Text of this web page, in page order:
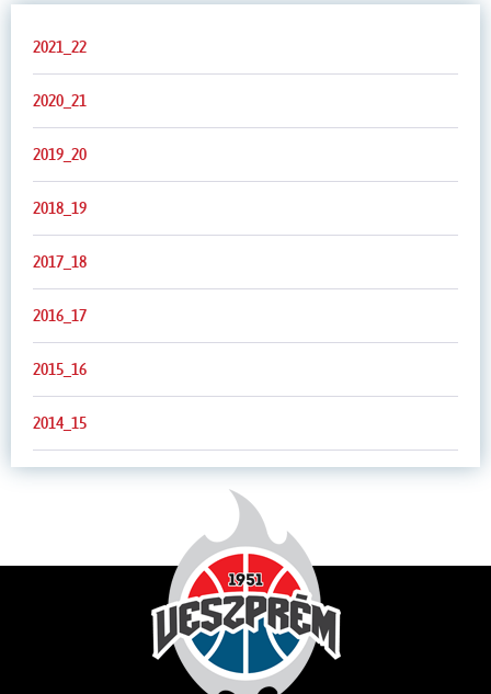
2021_22
2020_21
2019_20
2018_19
2017_18
2016_17
2015_16
2014_15